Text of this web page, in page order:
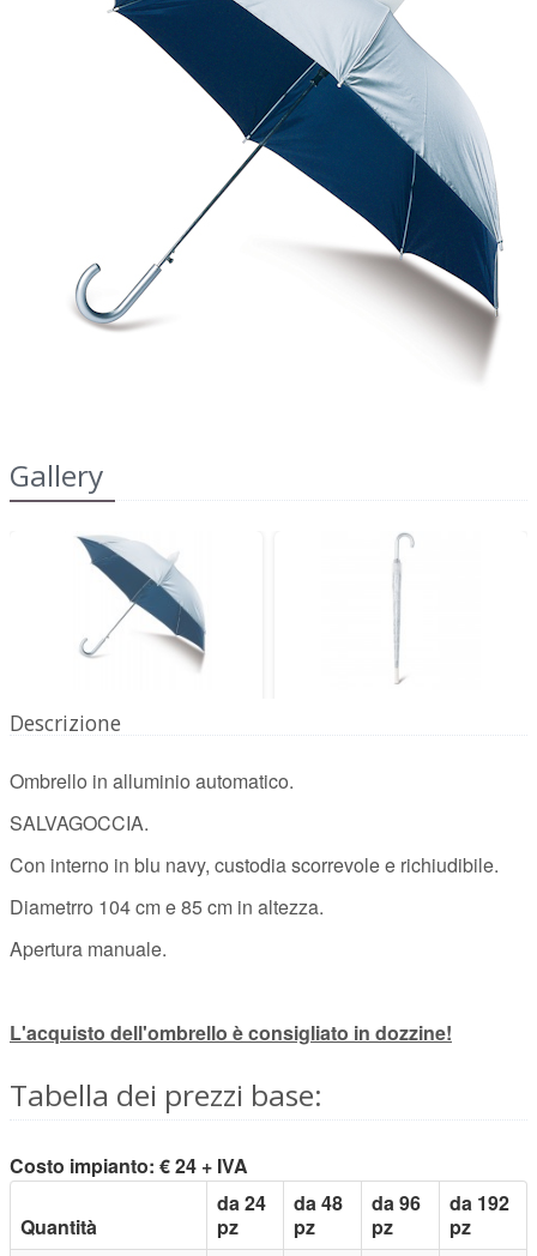
2022
dell'IRAP"
Obblighi informativi per le erogazioni
pubbliche: gli aiuti di Stato e gli aiuti de
minimis ricevuti dalla nostra impresa sono
contenuti nel Registro nazionale degli aiuti di
Stato di cui all'art. 52 della L. 234/2012 a cui si
rinvia e consultabili al seguente link:
https://www.rna.gov.it/
Gallery
Descrizione
Ombrello in alluminio automatico.
SALVAGOCCIA.
Con interno in blu navy, custodia scorrevole e richiudibile.
Diametrro 104 cm e 85 cm in altezza.
Apertura manuale.
L'acquisto dell'ombrello è consigliato in dozzine!
Tabella dei prezzi base:
Costo impianto: € 24 + IVA
Quantità
da 24
pz
da 48
pz
da 96
pz
da 192
pz